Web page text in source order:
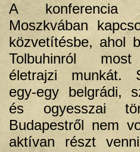
A konferencia
Moszkvában
közvetítésbe, ahol
Tolbuhinról
életrajzi munkát.
egy-egy belgrádi,
és ogyesszai
Budapestről nem
aktívan részt